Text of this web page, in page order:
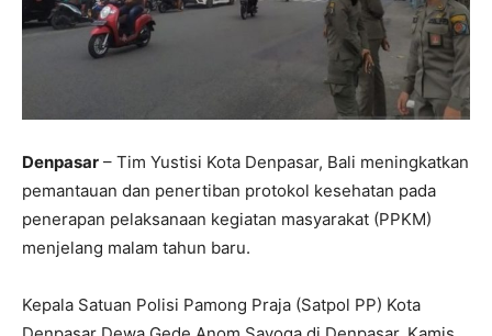
Denpasar – Tim Yustisi Kota Denpasar, Bali meningkatkan
pemantauan dan penertiban protokol kesehatan pada
penerapan pelaksanaan kegiatan masyarakat (PPKM)
menjelang malam tahun baru.
Kepala Satuan Polisi Pamong Praja (Satpol PP) Kota